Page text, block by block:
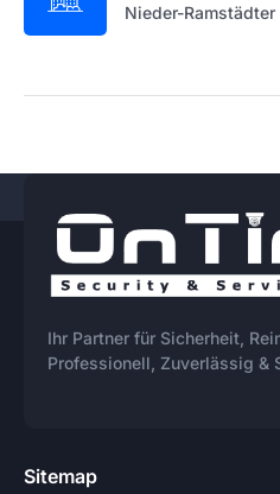
Nieder-
Ihr Partner für Sicherheit,
Professionell, Zuverlässig &
Sitemap